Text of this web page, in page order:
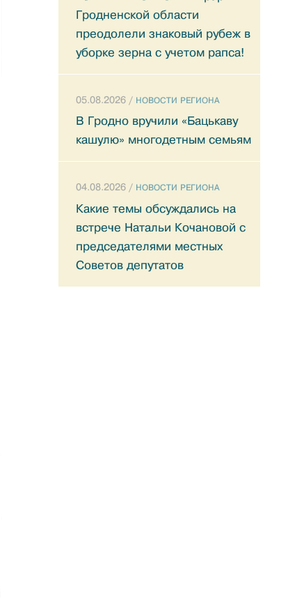
Гродненской области
преодолели знаковый рубеж в
уборке зерна с учетом рапса!
05.08.2026 / НОВОСТИ РЕГИОНА
В Гродно вручили «Бацькаву
кашулю» многодетным семьям
04.08.2026 / НОВОСТИ РЕГИОНА
Какие темы обсуждались на
встрече Натальи Кочановой с
председателями местных
Советов депутатов